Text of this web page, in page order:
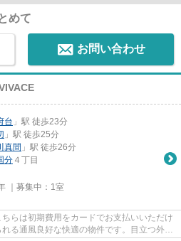
めて
お問い合わせ
台 」駅 徒歩23分
」駅 徒歩25分
真間 」駅 徒歩26分
分 ４丁目
｜募集中： 1室
らは初期費用をカードでお支払いいただけ
る通風良好な快適の物件です。目立つ外観